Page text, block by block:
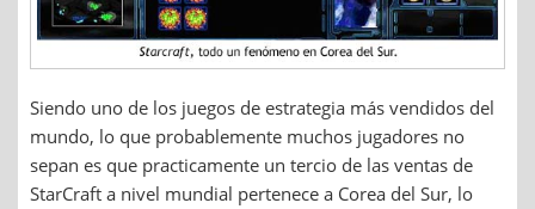
Siendo uno de los juegos de estrategia más vendidos del
mundo, lo que probablemente muchos jugadores no
sepan es que practicamente un tercio de las ventas de
StarCraft a nivel mundial pertenece a Corea del Sur, lo